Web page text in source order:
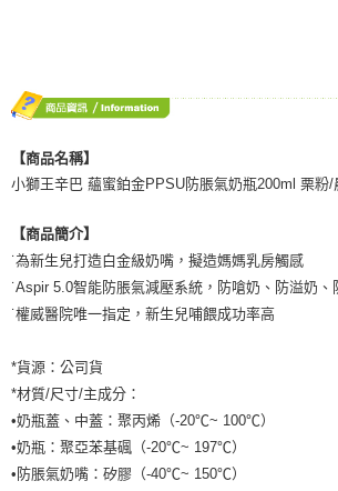
１．於結帳方式選擇「AFTEE先享後付」後，將跳
結帳頁面，進行簡訊認證並確認金額後，即可完成結
３．收到繳費通知簡訊後14天內，點擊此簡訊中的連
ATM／網路銀行／等多元方式進行付款，方視為交易
購買商品的店家。未經商家同意取消之訂單仍視為有
後付繳納相關費用。
※ 交易是否成功請以「AFTEE先享後付 」之結帳頁
是否繳費成功／繳費後需取消欲退款等相關疑問，請
客戶支援中心」
https://netprotections.freshdesk.com/
１．透過由恩沛科技股份有限公司提供之「AFTEE先
易，需依本服務之必要範圍內提供個人資料，並將交
權轉讓予恩沛科技股份有限公司。
２．關於個人資料處理事宜，請瀏覽以下網址：
https://aftee.tw/terms/#terms3
３．未成年的使用者請事先徵得法定代理人或監護人
「AFTEE先享後付」，若未經同意申辦者引起之損失
7-11取貨付款
每筆NT$70，滿NT$600(含以上)免運費
宅配
每筆NT$80，滿NT$600(含以上)免運費
郵局（離島配送）
每筆NT$125
免運費
【商品名稱】
小獅王辛巴 蘊蜜鉑金PPSU防脹氣奶瓶200ml 栗粉
【商品簡介】
˙為新生兒打造白金級奶嘴，擬造媽媽乳房觸感
˙Aspir 5.0智能防脹氣減壓系統，防嗆奶、防溢奶、
˙權威醫院唯一指定，新生兒哺餵成功率高
*貨源：公司貨
*材質/尺寸/主成分：
•奶瓶蓋、中蓋：聚丙烯（-20℃~ 100℃）
•奶瓶：聚亞苯基碸（-20℃~ 197℃）
•防脹氣奶嘴：矽膠（-40℃~ 150℃）